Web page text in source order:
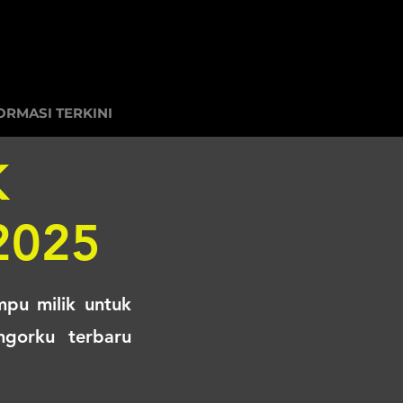
TERKINI
milik untuk
terbaru